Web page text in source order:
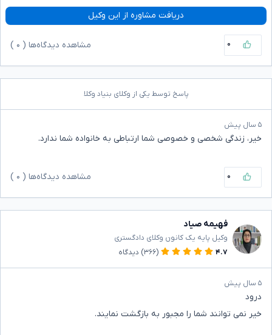
دریافت مشاوره از این وکیل
۰ مشاهده دیدگاه‌ها ( ۰
پاسخ توسط یکی از وکلای بنیاد وکلا
۵ سال پیش
خیر، زندگی شخصی و خصوصی شما ارتباطی به خانواده شما ندارد.
۰ مشاهده دیدگاه‌ها ( ۰
فهیمه صیاد
وکیل پایه یک کانون وکلای دادگستری
۴.۷
(۳۶۶) دیدگاه
۵ سال پیش
درود
خیر نمی توانند شما را مجبور به بازگشت نمایند.